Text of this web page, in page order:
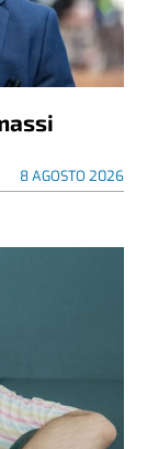
8 AGOSTO 2026